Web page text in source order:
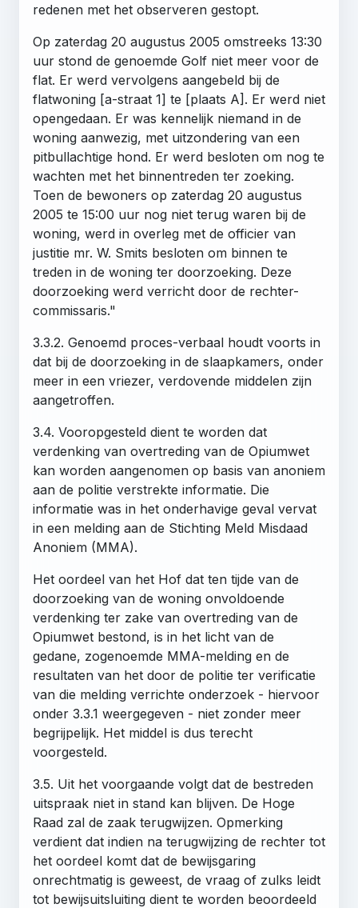
redenen met het observeren gestopt.
Op zaterdag 20 augustus 2005 omstreeks 13:30
uur stond de genoemde Golf niet meer voor de
flat. Er werd vervolgens aangebeld bij de
flatwoning [a-straat 1] te [plaats A]. Er werd niet
opengedaan. Er was kennelijk niemand in de
woning aanwezig, met uitzondering van een
pitbullachtige hond. Er werd besloten om nog te
wachten met het binnentreden ter zoeking.
Toen de bewoners op zaterdag 20 augustus
2005 te 15:00 uur nog niet terug waren bij de
woning, werd in overleg met de officier van
justitie mr. W. Smits besloten om binnen te
treden in de woning ter doorzoeking. Deze
doorzoeking werd verricht door de rechter-
commissaris."
3.3.2. Genoemd proces-verbaal houdt voorts in
dat bij de doorzoeking in de slaapkamers, onder
meer in een vriezer, verdovende middelen zijn
aangetroffen.
3.4. Vooropgesteld dient te worden dat
verdenking van overtreding van de Opiumwet
kan worden aangenomen op basis van anoniem
aan de politie verstrekte informatie. Die
informatie was in het onderhavige geval vervat
in een melding aan de Stichting Meld Misdaad
Anoniem (MMA).
Het oordeel van het Hof dat ten tijde van de
doorzoeking van de woning onvoldoende
verdenking ter zake van overtreding van de
Opiumwet bestond, is in het licht van de
gedane, zogenoemde MMA-melding en de
resultaten van het door de politie ter verificatie
van die melding verrichte onderzoek - hiervoor
onder 3.3.1 weergegeven - niet zonder meer
begrijpelijk. Het middel is dus terecht
voorgesteld.
3.5. Uit het voorgaande volgt dat de bestreden
uitspraak niet in stand kan blijven. De Hoge
Raad zal de zaak terugwijzen. Opmerking
verdient dat indien na terugwijzing de rechter tot
het oordeel komt dat de bewijsgaring
onrechtmatig is geweest, de vraag of zulks leidt
tot bewijsuitsluiting dient te worden beoordeeld